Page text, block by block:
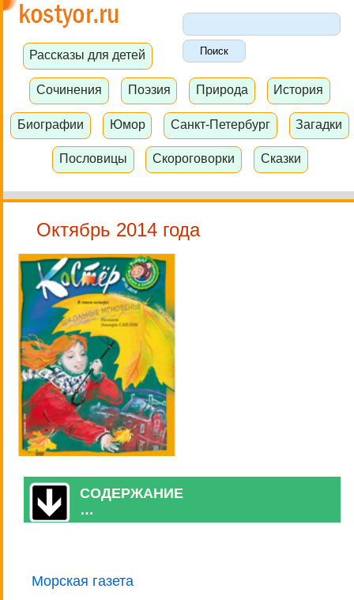
Рассказы для детей
Сочинения Поэзия Природа История
Биографии Юмор Санкт-Петербург Загадки
Пословицы Скороговорки Сказки
Октябрь 2014 года
СОДЕРЖАНИЕ
…
Морская газета